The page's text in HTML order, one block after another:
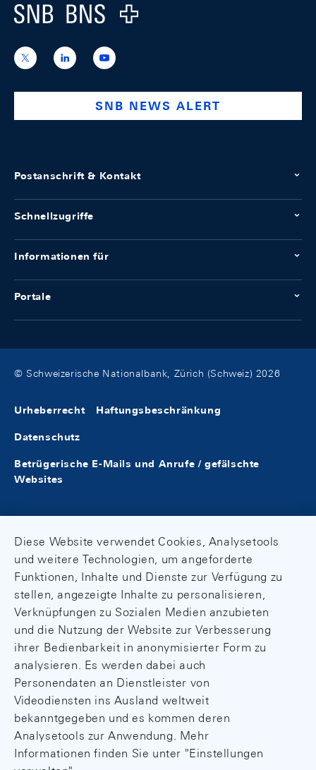
Logo
https://x.com/snb_bns
https://ch.linkedin.com/company/swiss-
national-
https://www.youtube.com/
SNB NEWS ALERT
Postanschrift & Kontakt
Schnellzugriffe
Informationen für
Portale
© Schweizerische Nationalbank, Zürich (Schweiz) 2026
Urheberrecht Haftungsbeschränkung
Datenschutz
Betrügerische E-Mails und Anrufe / gefälschte
Websites
Diese Website verwendet Cookies, Analysetools
und weitere Technologien, um angeforderte
Funktionen, Inhalte und Dienste zur Verfügung zu
stellen, angezeigte Inhalte zu personalisieren,
Verknüpfungen zu Sozialen Medien anzubieten
und die Nutzung der Website zur Verbesserung
ihrer Bedienbarkeit in anonymisierter Form zu
analysieren. Es werden dabei auch
Personendaten an Dienstleister von
Videodiensten ins Ausland weltweit
bekanntgegeben und es kommen deren
Analysetools zur Anwendung. Mehr
Informationen finden Sie unter "Einstellungen